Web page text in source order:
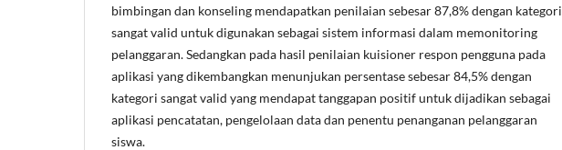
bimbingan dan konseling mendapatkan penilaian sebesar 87,8% dengan kategori
sangat valid untuk digunakan sebagai sistem informasi dalam memonitoring
pelanggaran. Sedangkan pada hasil penilaian kuisioner respon pengguna pada
aplikasi yang dikembangkan menunjukan persentase sebesar 84,5% dengan
kategori sangat valid yang mendapat tanggapan positif untuk dijadikan sebagai
aplikasi pencatatan, pengelolaan data dan penentu penanganan pelanggaran
siswa.